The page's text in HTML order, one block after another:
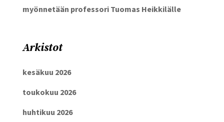
myönnetään professori Tuomas Heikkilälle
Arkistot
kesäkuu 2026
toukokuu 2026
huhtikuu 2026